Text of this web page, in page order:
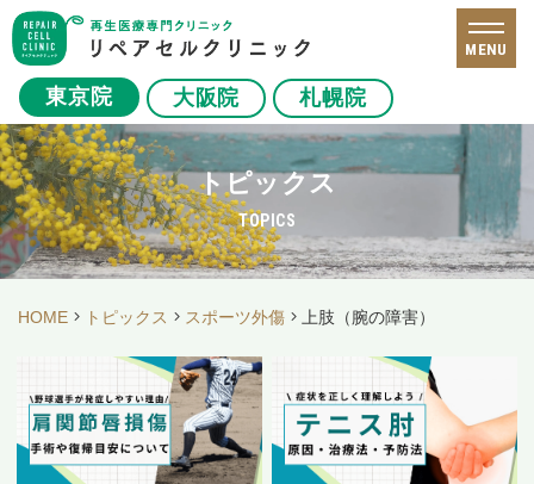
東京院 大阪院 札幌院
MENU
トピックス
TOPICS
HOME トピックス スポーツ外傷 上肢（腕の障害）